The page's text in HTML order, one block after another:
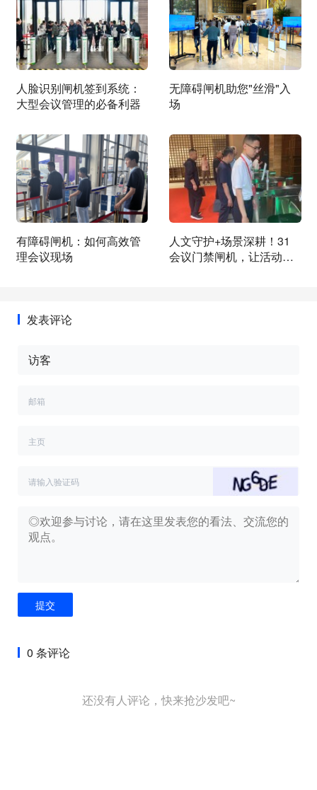
人脸识别闸机签到系统：
大型会议管理的必备利器
无障碍闸机助您"丝滑"入
场
有障碍闸机：如何高效管
理会议现场
人文守护+场景深耕！31
会议门禁闸机，让活动出
发表评论
提交
0 条评论
还没有人评论，快来抢沙发吧~